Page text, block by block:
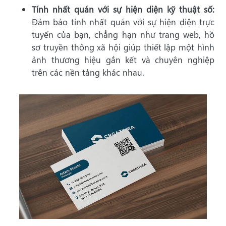
Tính nhất quán với sự hiện diện kỹ thuật số:
Đảm bảo tính nhất quán với sự hiện diện trực
tuyến của bạn, chẳng hạn như trang web, hồ
sơ truyền thông xã hội giúp thiết lập một hình
ảnh thương hiệu gắn kết và chuyên nghiệp
trên các nền tảng khác nhau.